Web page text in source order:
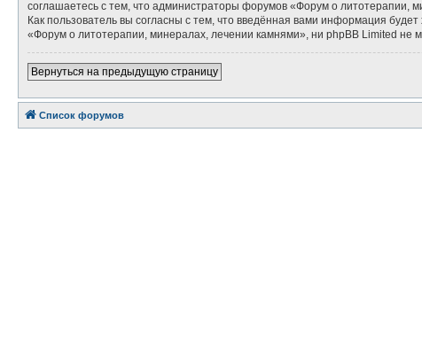
соглашаетесь с тем, что администраторы форумов «Форум о литотерапии,
Как пользователь вы согласны с тем, что введённая вами информация
«Форум о литотерапии, минералах, лечении камнями», ни phpBB Limited не
Вернуться на предыдущую страницу
Список форумов